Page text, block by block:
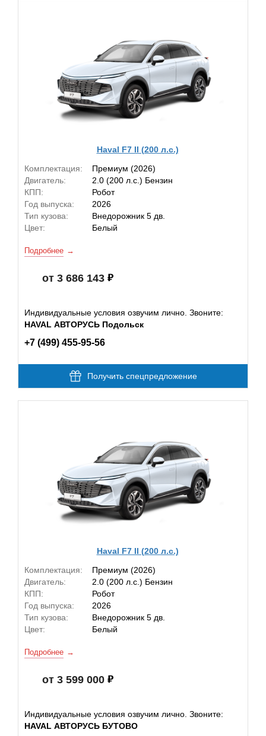
Haval F7 II (200 л.с.)
Комплектация:
Премиум (2026)
Двигатель:
2.0 (200 л.с.) Бензин
КПП:
Робот
Год выпуска:
2026
Тип кузова:
Внедорожник 5 дв.
Цвет:
Белый
Подробнее
от 3 686 143
Индивидуальные условия озвучим лично. Звоните:
HAVAL АВТОРУСЬ Подольск
+7 (499) 455-95-56
Получить спецпредложение
Haval F7 II (200 л.с.)
Комплектация:
Премиум (2026)
Двигатель:
2.0 (200 л.с.) Бензин
КПП:
Робот
Год выпуска:
2026
Тип кузова:
Внедорожник 5 дв.
Цвет:
Белый
Подробнее
от 3 599 000
Индивидуальные условия озвучим лично. Звоните:
HAVAL АВТОРУСЬ БУТОВО